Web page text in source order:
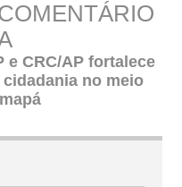
e CRC/AP fortalece
no meio